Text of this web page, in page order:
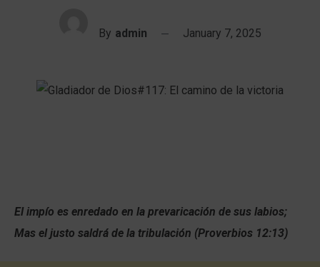
By admin January 7, 2025
El impío es enredado en la prevaricación de sus labios;
Mas el justo saldrá de la tribulación (Proverbios 12:13)